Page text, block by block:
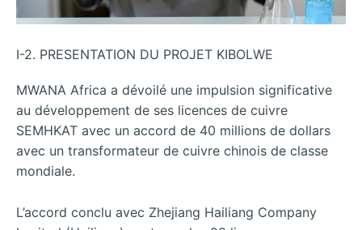
I-2. PRESENTATION DU PROJET KIBOLWE
MWANA Africa a dévoilé une impulsion significative
au développement de ses licences de cuivre
SEMHKAT avec un accord de 40 millions de dollars
avec un transformateur de cuivre chinois de classe
mondiale.
L’accord conclu avec Zhejiang Hailiang Company